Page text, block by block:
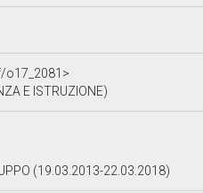
E ISTRUZIONE)
(19.03.2013-22.03.2018)